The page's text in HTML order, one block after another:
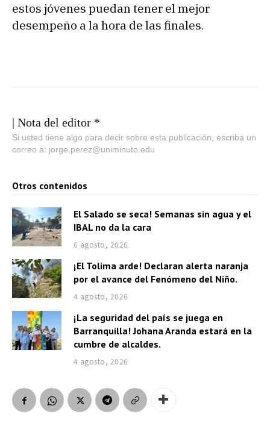
estos jóvenes puedan tener el mejor
desempeño a la hora de las finales.
| Nota del editor *
Si usted tiene algo para decir sobre esta publicación, escriba un
correo a: jorge.perez@uniminuto.edu
Otros contenidos
El Salado se seca! Semanas sin agua y el
IBAL no da la cara
6 agosto, 2026
¡El Tolima arde! Declaran alerta naranja
por el avance del Fenómeno del Niño.
4 agosto, 2026
¡La seguridad del país se juega en
Barranquilla! Johana Aranda estará en la
cumbre de alcaldes.
4 agosto, 2026